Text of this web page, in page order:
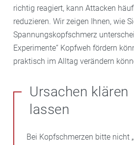
richtig reagiert, kann Attacken
reduzieren. Wir zeigen Ihnen, wie
Spannungskopfschmerz
Experimente“ Kopfweh fördern
praktisch im Alltag verändern
Ursachen klären
lassen
Bei Kopfschmerzen bitte nicht